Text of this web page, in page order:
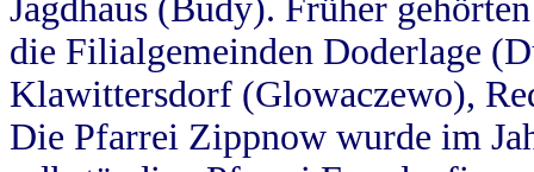
Jagdhaus (Budy). Früher
die Filialgemeinden Doderlage
Klawittersdorf (Glowaczewo),
Die Pfarrei Zippnow wurde im